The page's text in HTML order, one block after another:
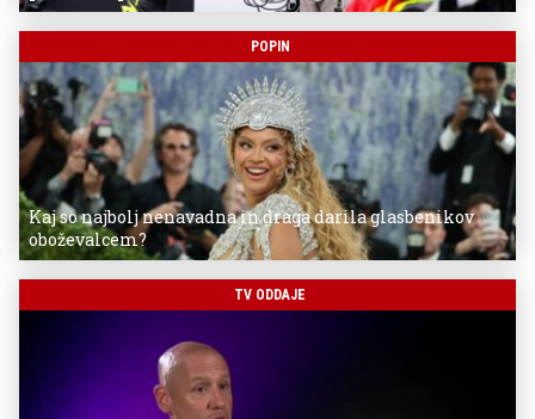
POPIN
Kaj so najbolj nenavadna in draga darila glasbenikov
oboževalcem?
TV ODDAJE